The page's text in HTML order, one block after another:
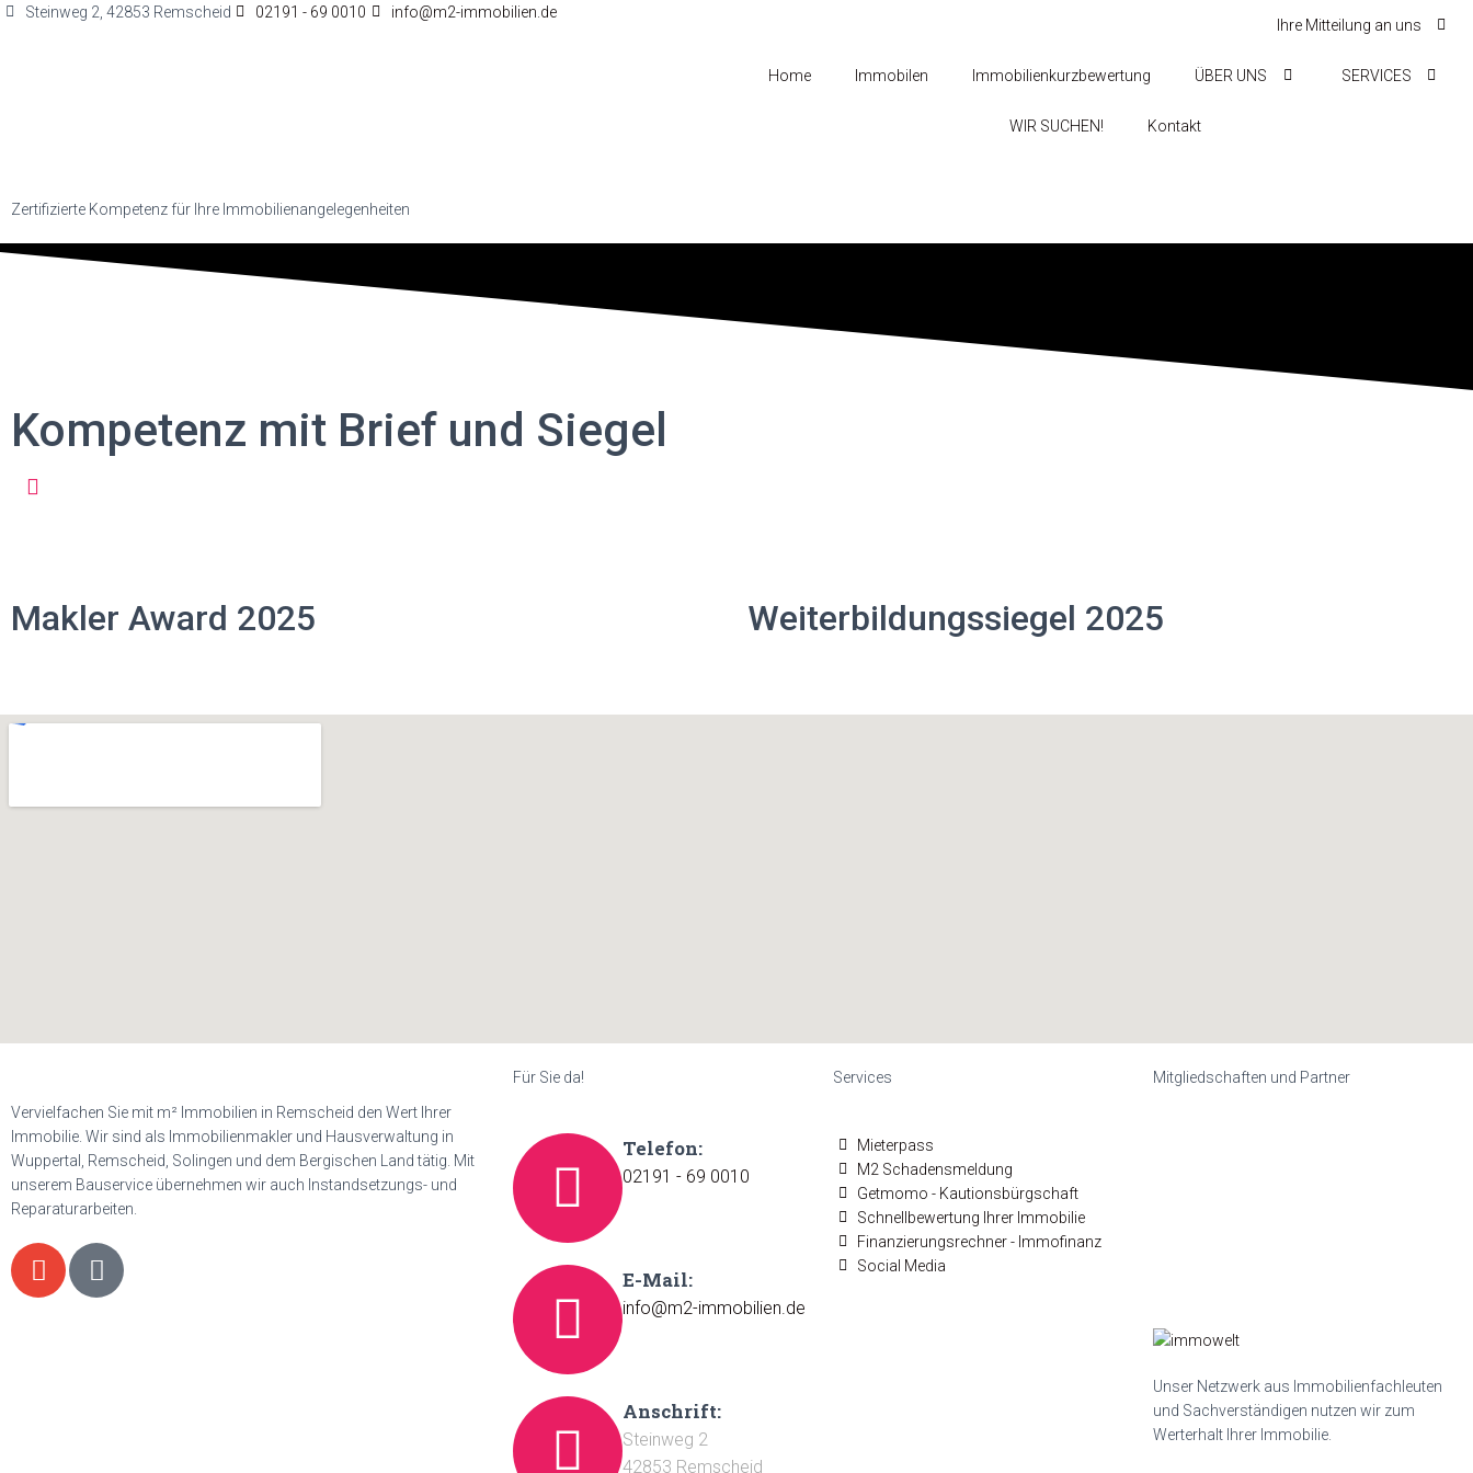
Steinweg 2, 42853 Remscheid 02191 - 69 0010 info@m2-immobilien.de
Ihre Mitteilung an uns
Home Immobilen Immobilienkurzbewertung ÜBER UNS SERVICES
WIR SUCHEN! Kontakt
Zertifizierte Kompetenz für Ihre Immobilienangelegenheiten
Kompetenz mit Brief und Siegel
Makler Award 2025 Weiterbildungssiegel 2025
Vervielfachen Sie mit m² Immobilien in Remscheid den Wert Ihrer
Immobilie. Wir sind als Immobilienmakler und Hausverwaltung in
Wuppertal, Remscheid, Solingen und dem Bergischen Land tätig. Mit
unserem Bauservice übernehmen wir auch Instandsetzungs- und
Reparaturarbeiten.
Für Sie da!
Telefon:
02191 - 69 0010
E-Mail:
info@m2-immobilien.de
Anschrift:
Steinweg 2
42853 Remscheid
Services
Mieterpass
M2 Schadensmeldung
Getmomo - Kautionsbürgschaft
Schnellbewertung Ihrer Immobilie
Finanzierungsrechner - Immofinanz
Social Media
Mitgliedschaften und Partner
Unser Netzwerk aus Immobilienfachleuten
und Sachverständigen nutzen wir zum
Werterhalt Ihrer Immobilie.